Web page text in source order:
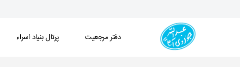
دفتر مرجعیت پرتال بنیاد اسراء